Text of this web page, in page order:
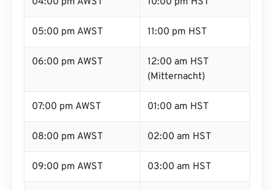
05:00 pm AWST 11:00 pm HST
06:00 pm AWST
12:00 am HST
(Mitternacht)
07:00 pm AWST 01:00 am HST
08:00 pm AWST 02:00 am HST
09:00 pm AWST 03:00 am HST